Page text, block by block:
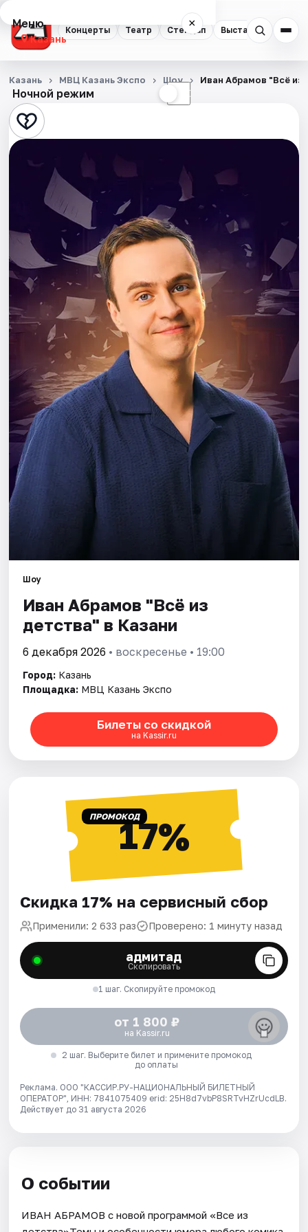
Концерты Театр Стендап Выставки
Меню ×
Казань
Концерты
Театр
Стендап
Выставки
Квесты
Экскурсии
Спорт
События
Города
Площадки
Артисты
Рейтинги
Ночной режим ☾
Казань МВЦ Казань Экспо Шоу Иван Абрамов "Всё из
Шоу
Иван Абрамов "Всё из
детства" в Казани
6 декабря 2026 • воскресенье • 19:00
Город: Казань
Площадка: МВЦ Казань Экспо
Билеты со скидкой
на Kassir.ru
ПРОМОКОД17%
Скидка 17% на сервисный сбор
Применили: 2 633 раз Проверено: 1 минуту назад
адмитад
Скопировать
1 шаг. Скопируйте промокод
от 1 800 ₽
на Kassir.ru
2 шаг. Выберите билет и примените промокод
до оплаты
Реклама. ООО "КАССИР.РУ-НАЦИОНАЛЬНЫЙ БИЛЕТНЫЙ
ОПЕРАТОР", ИНН: 7841075409 erid: 25H8d7vbP8SRTvHZrUcdLB.
Действует до 31 августа 2026
О событии
ИВАН АБРАМОВ с новой программой «Все из